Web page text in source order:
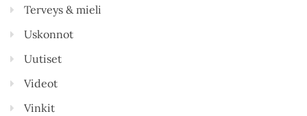
Terveys & mieli
Uskonnot
Uutiset
Videot
Vinkit